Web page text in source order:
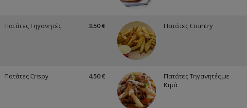
Πατάτες Τηγανητές 3.50 € Πατάτες Country
Πατάτες Crispy 4.50 €
Πατάτες Τηγανητές με
Κιμά